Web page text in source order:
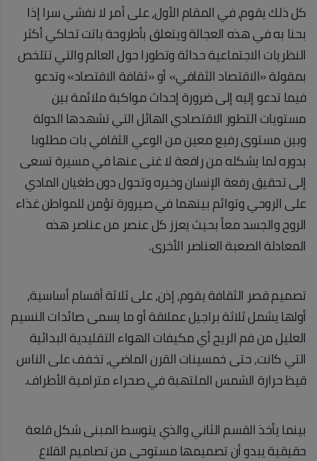
كل ذلك يقوم، في المقام الأول، على أمر لا نفشي سرا إذا
بحنا به في هذه العجالة ويتعلق بأطروحة باتت تحاكي أكثر
النظريات الاجتماعية حداثة وتطورا حول العالم والتي تتلخص
بمقولة «الاقتصاد الثقافي» أو «ثقافة الاقتصاد» وتدعو
فيما تدعو إليه إلى ضرورة إحداث مواكبة ملائمة بين
مستويات التطور الاقتصادي الهائل التي تشهدها الدولة
وبين مستوى رفيع معين من الوعي الثقافي بات مطلوبا
بدوره لما يشكله من رافعة لا غنى عنها في مسيرة تسعى
إلى تحقيق رفعة الإنسان وخيره وتحول دون طغيان المادي
على الروحي وتوائم بينهما في صيرورة تؤمن للمواطن غذاء
الروح والجسد معاً بحيث يعزز كل عنصر من عناصر هذه
المعادلة الصعبة العناصر الأخرى.
تصميم قصر الثقافة يقوم، إذن، على ثلاثة أقسام أساسية،
أولها يشمل ثلاثة براجيل عملاقة أو ما يسمى صائدات النسيم
العليل من فم الريح أي مكيفات الهواء التقليدية البدائية
التي كانت، حتى خمسينات القرن الماضي، تخفف على الناس
قيظ حرارة الشمس الملتهبة في صحراء مترامية الأطراف.
بينما يأخذ القسم الثاني والذي يتوسط المبنى شكل قلعة
حقيقية يبدو أن تصميمها مستوحى من تصاميم القلاع